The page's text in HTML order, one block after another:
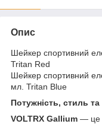
Опис
Шейкер спортивний
Tritan Red
Шейкер спортивний
мл. Tritan Blue
Потужність, стиль
VOLTRX Gallium — це